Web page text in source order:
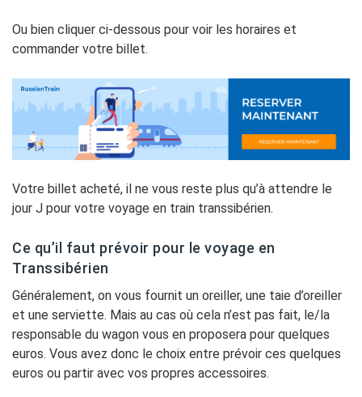
Ou bien cliquer ci-dessous pour voir les horaires et
commander votre billet.
Votre billet acheté, il ne vous reste plus qu’à attendre le
jour J pour votre voyage en train transsibérien.
Ce qu’il faut prévoir pour le voyage en
Transsibérien
Généralement, on vous fournit un oreiller, une taie d’oreiller
et une serviette. Mais au cas où cela n’est pas fait, le/la
responsable du wagon vous en proposera pour quelques
euros. Vous avez donc le choix entre prévoir ces quelques
euros ou partir avec vos propres accessoires.